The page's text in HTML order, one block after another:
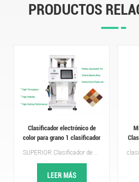
PRODUCTOS
Clasificador electrónico de
color para grano 1 clasificador
SUPERIOR Clasificador de color electrónico para granos Proporcionar las mejores soluciones de clasificación para todo tipo de granos, como trigo, maíz, quinua, centeno, cebada, trigo sarraceno, puede eliminar las impurezas de todos los granos. Topsort grano clasificador de colores Adopte la última tecnología, captura inteligente, algoritmo especial, rendimiento de alto costo, bienvenido a consultarnos para obtener más detalles ~
LEER MÁS